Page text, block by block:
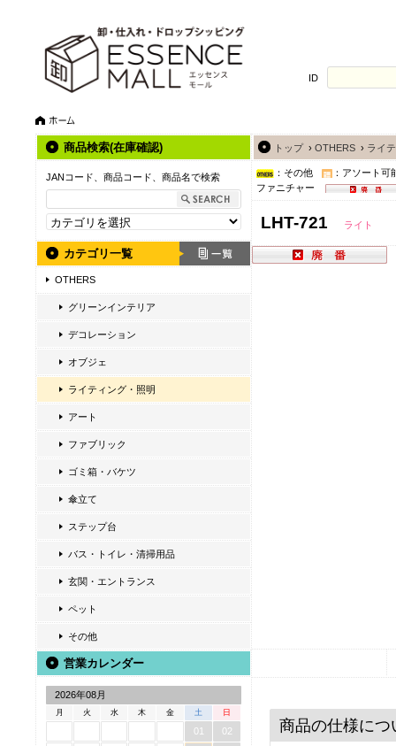
ID
商品検索(在庫確認)
JANコード、商品コード、商品名で検索
カテゴリ一覧
OTHERS
グリーンインテリア
デコレーション
オブジェ
ライティング・照明
アート
ファブリック
ゴミ箱・バケツ
傘立て
ステップ台
バス・トイレ・清掃用品
玄関・エントランス
ペット
その他
営業カレンダー
2026年08月
月 火 水 木 金 土 日
01
02
トップ› OTHERS › ライ
：その他
：アソート可
ファニチャー
LHT-721 ライト
商品の仕様につ